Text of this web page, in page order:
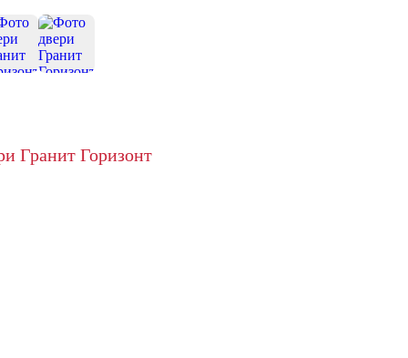
Гранит Горизонт